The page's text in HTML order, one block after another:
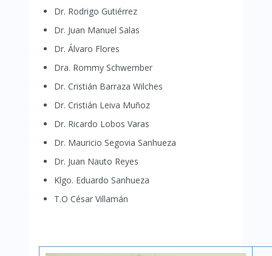
Dr. Rodrigo Gutiérrez
Dr. Juan Manuel Salas
Dr. Álvaro Flores
Dra. Rommy Schwember
Dr. Cristián Barraza Wilches
Dr. Cristián Leiva Muñoz
Dr. Ricardo Lobos Varas
Dr. Mauricio Segovia Sanhueza
Dr. Juan Nauto Reyes
Klgo. Eduardo Sanhueza
T.O César Villamán